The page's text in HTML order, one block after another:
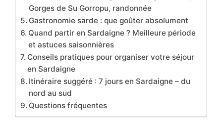
Gorges de Su Gorropu, randonnée
Gastronomie sarde : que goûter absolument
Quand partir en Sardaigne ? Meilleure période
et astuces saisonnières
Conseils pratiques pour organiser votre séjour
en Sardaigne
Itinéraire suggéré : 7 jours en Sardaigne – du
nord au sud
Questions fréquentes